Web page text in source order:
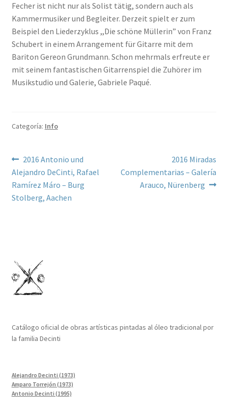
Fecher ist nicht nur als Solist tätig, sondern auch als
Kammermusiker und Begleiter. Derzeit spielt er zum
Beispiel den Liederzyklus ,,Die schöne Müllerin” von Franz
Schubert in einem Arrangement für Gitarre mit dem
Bariton Gereon Grundmann. Schon mehrmals erfreute er
mit seinem fantastischen Gitarrenspiel die Zuhörer im
Musikstudio und Galerie, Gabriele Paqué.
Categoría: Info
Navegación
de
entradas
Anterior:
2016 Antonio und
Alejandro DeCinti, Rafael
Ramírez Máro – Burg
Stolberg, Aachen
Siguiente:
2016 Miradas
Complementarias – Galería
Arauco, Nürenberg
Catálogo oficial de obras artísticas pintadas al óleo tradicional por
la familia Decinti
Alejandro Decinti (1973)
Amparo Torrejón (1973)
Antonio Decinti (1995)